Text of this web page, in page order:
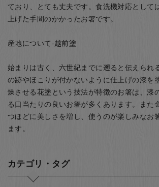
ており、とても丈夫です。食洗機対応として
上げた手間のかかったお箸です。
産地について-越前塗
始まりは古く、六世紀までに遡ると伝えられ
の跡やほこりが付かないように仕上げの漆を
燥させる花塗という技法が特徴のお箸は、漆
る口当たりの良いお箸が多くあります。また
つほどに美しさを増し、使うのが楽しみなお
ます。
カテゴリ・タグ